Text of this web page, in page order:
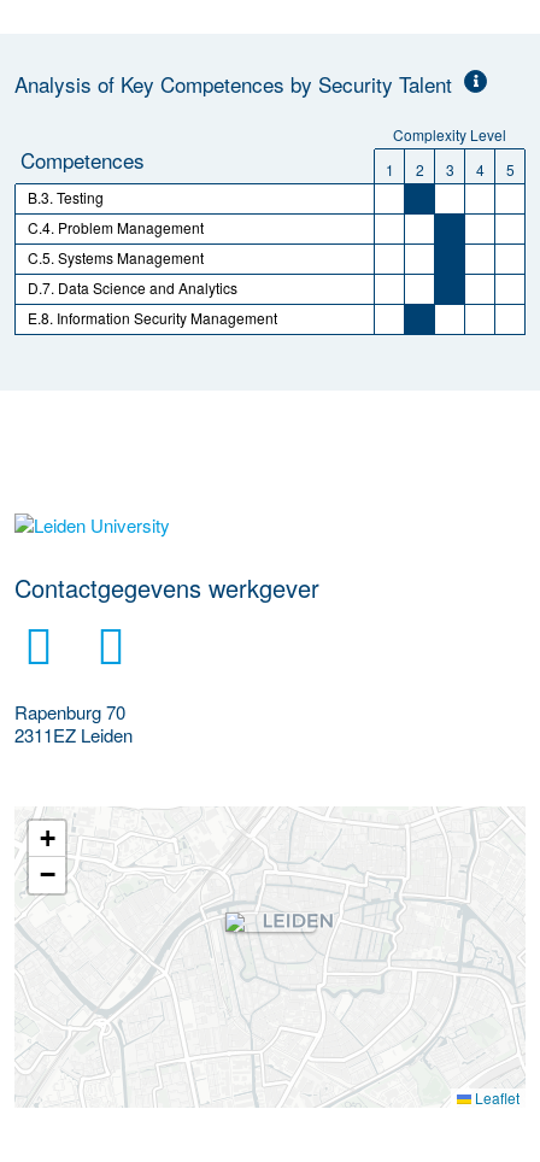
Analysis of Key Competences by Security Talent
Complexity Level
Competences 1 2 3 4
5
B.3. Testing
C.4. Problem Management
C.5. Systems Management
D.7. Data Science and Analytics
E.8. Information Security Management
Meer werkgever details
Contactgegevens werkgever
Rapenburg 70
2311EZ Leiden
+
−
Leaflet